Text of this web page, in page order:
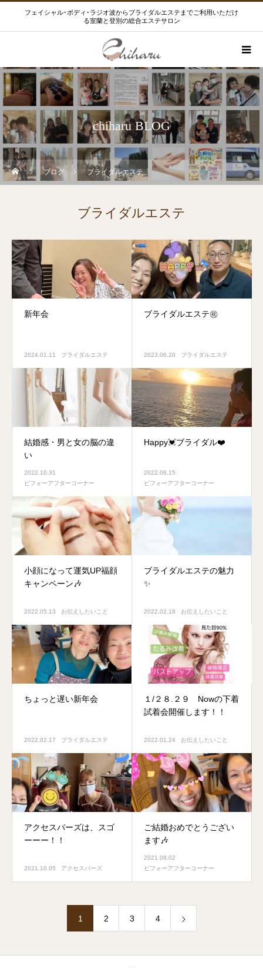
フェイシャル･ボディ･ラジオ波からブライダルエステまでご利用いただけ
る室蘭と登別の総合エステサロン
chiharu BLOG
ブログ ブライダルエステ
ブライダルエステ
新年会
2024.01.11 ブライダルエステ
ブライダルエステ㊗️
2023.06.20 ブライダルエステ
結婚感・男と女の脳の違
い
2022.10.31
ビフォーアフターコーナー
Happy💓ブライダル❤️
2022.06.15
ビフォーアフターコーナー
小顔になって運気UP福顔
キャンペーン🎶
2022.05.13 お伝えしたいこと
ブライダルエステの魅力
✨
2022.02.18 お伝えしたいこと
ちょっと遅い新年会
2022.02.17 ブライダルエステ
１/２８.２９ Nowの下着
試着会開催します！！
2022.01.24 お伝えしたいこと
アクセスバーズは、スゴ
ーーー！！
2021.10.05 アクセスバーズ
ご結婚おめでとうござい
ます🎶
2021.08.02
ビフォーアフターコーナー
1 2 3 4